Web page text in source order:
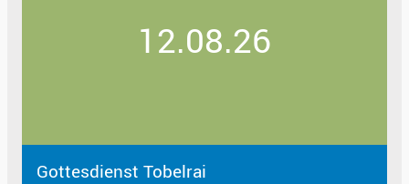
12.08.26
Gottesdienst Tobelrai